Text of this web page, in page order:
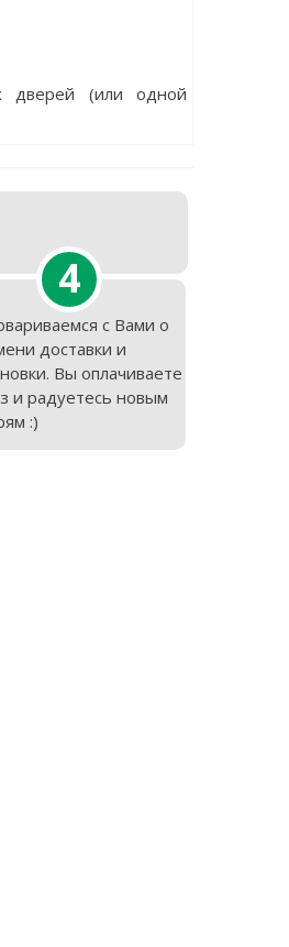
дверей (или одной
4
с Вами о
доставки и
Вы оплачиваете
и радуетесь новым
:)